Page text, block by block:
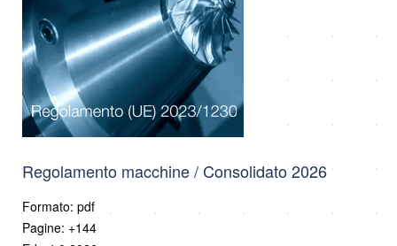
Regolamento macchine / Consolidato 2026
Formato: pdf
Pagine: +144